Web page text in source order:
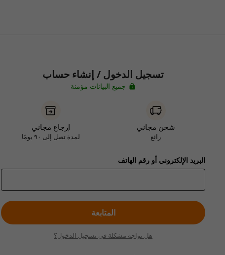
تسجيل الدخول / إنشاء حساب
جميع البيانات مؤمنة
شحن مجاني
رائع
إرجاع مجاني
لمدة تصل إلى ٩٠ يومًا
البريد الإلكتروني أو رقم الهاتف
المتابعة
هل تواجه مشكلة في تسجيل الدخول؟